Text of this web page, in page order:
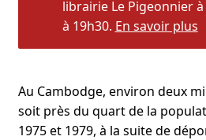
librairie Le Pigeonnier
à 19h30. En savoir plus
Au Cambodge, environ deux
soit près du quart de la
1975 et 1979, à la suite de